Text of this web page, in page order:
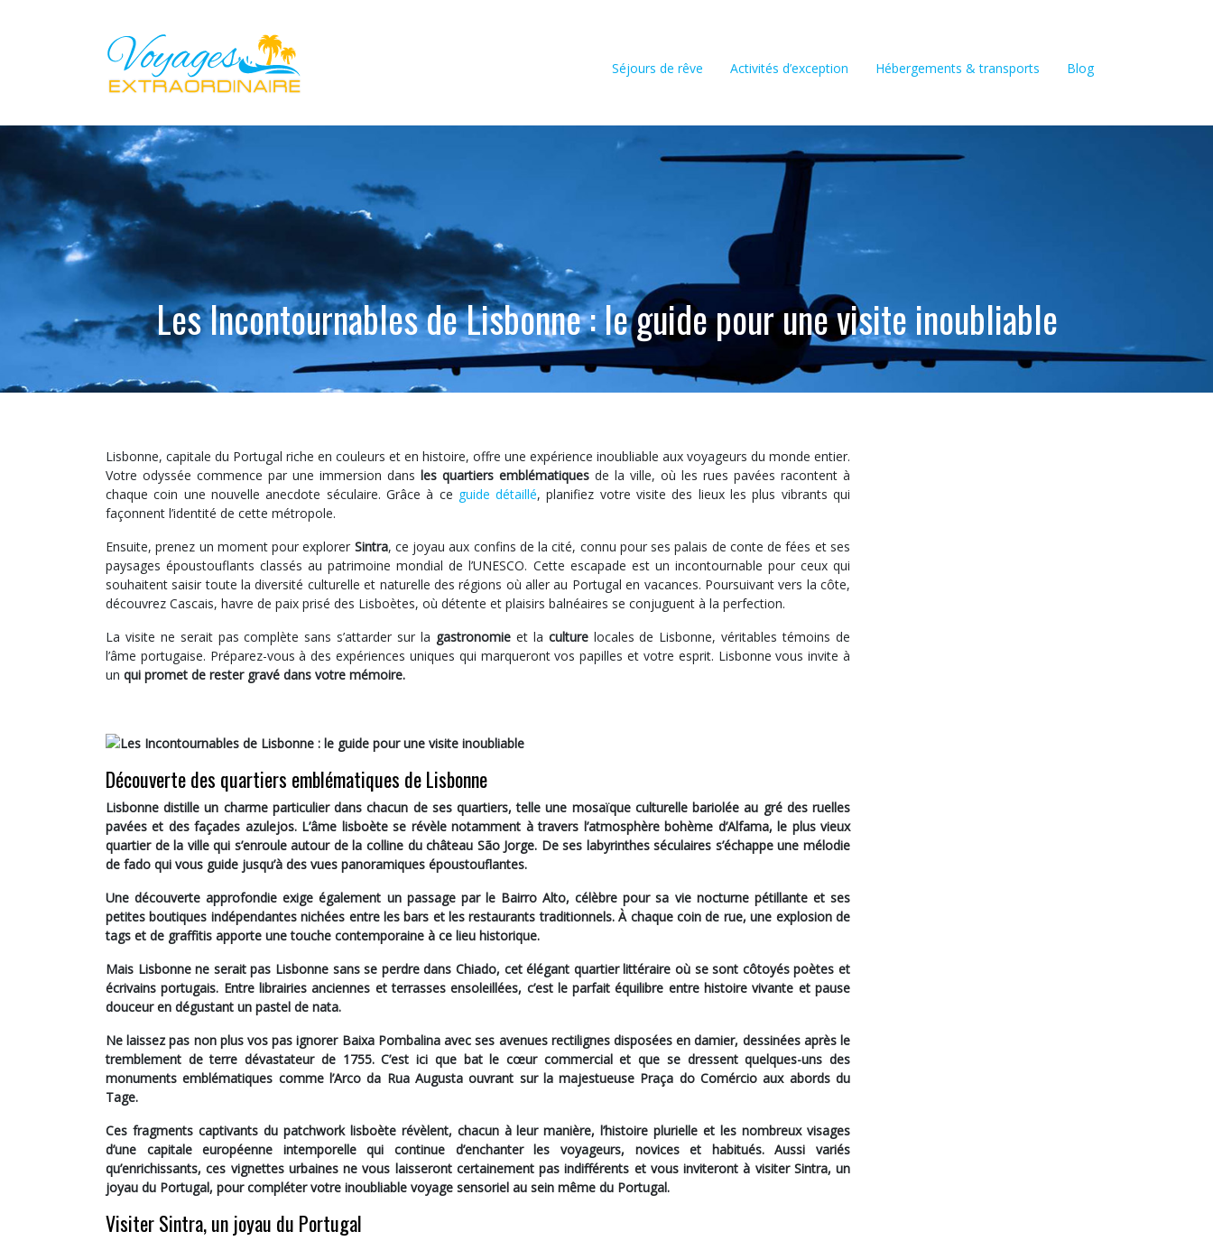
Séjours de rêve Activités d’exception Hébergements & transports Blog
Les Incontournables de Lisbonne : le guide pour une visite inoubliable
Lisbonne, capitale du Portugal riche en couleurs et en histoire, offre une expérience inoubliable aux voyageurs du monde entier.
Votre odyssée commence par une immersion dans les quartiers emblématiques de la ville, où les rues pavées racontent à
chaque coin une nouvelle anecdote séculaire. Grâce à ce guide détaillé, planifiez votre visite des lieux les plus vibrants qui
façonnent l’identité de cette métropole.
Ensuite, prenez un moment pour explorer Sintra, ce joyau aux confins de la cité, connu pour ses palais de conte de fées et ses
paysages époustouflants classés au patrimoine mondial de l’UNESCO. Cette escapade est un incontournable pour ceux qui
souhaitent saisir toute la diversité culturelle et naturelle des régions où aller au Portugal en vacances. Poursuivant vers la côte,
découvrez Cascais, havre de paix prisé des Lisboètes, où détente et plaisirs balnéaires se conjuguent à la perfection.
La visite ne serait pas complète sans s’attarder sur la gastronomieet la culturelocales de Lisbonne, véritables témoins de
l’âme portugaise. Préparez-vous à des expériences uniques qui marqueront vos papilles et votre esprit. Lisbonne vous invite à
un qui promet de rester gravé dans votre mémoire.
Découverte des quartiers emblématiques de Lisbonne
Lisbonne distille un charme particulier dans chacun de ses quartiers, telle une mosaïque culturelle bariolée au gré des ruelles
pavées et des façades azulejos. L’âme lisboète se révèle notamment à travers l’atmosphère bohème d’Alfama, le plus vieux
quartier de la ville qui s’enroule autour de la colline du château São Jorge. De ses labyrinthes séculaires s’échappe une mélodie
de fado qui vous guide jusqu’à des vues panoramiques époustouflantes.
Une découverte approfondie exige également un passage par le Bairro Alto, célèbre pour sa vie nocturne pétillante et ses
petites boutiques indépendantes nichées entre les bars et les restaurants traditionnels. À chaque coin de rue, une explosion de
tags et de graffitis apporte une touche contemporaine à ce lieu historique.
Mais Lisbonne ne serait pas Lisbonne sans se perdre dans Chiado, cet élégant quartier littéraire où se sont côtoyés poètes et
écrivains portugais. Entre librairies anciennes et terrasses ensoleillées, c’est le parfait équilibre entre histoire vivante et pause
douceur en dégustant un pastel de nata.
Ne laissez pas non plus vos pas ignorer Baixa Pombalinaavec ses avenues rectilignes disposées en damier, dessinées après le
tremblement de terre dévastateur de 1755. C’est ici que bat le cœur commercial et que se dressent quelques-uns des
monuments emblématiques comme l’Arco da Rua Augusta ouvrant sur la majestueuse Praça do Comércio aux abords du
Tage.
Ces fragments captivants du patchwork lisboète révèlent, chacun à leur manière, l’histoire plurielle et les nombreux visages
d’une capitale européenne intemporelle qui continue d’enchanter les voyageurs, novices et habitués. Aussi variés
qu’enrichissants, ces vignettes urbaines ne vous laisseront certainement pas indifférents et vous inviteront à visiter Sintra, un
joyau du Portugal, pour compléter votre inoubliable voyage sensoriel au sein même du Portugal.
Visiter Sintra, un joyau du Portugal